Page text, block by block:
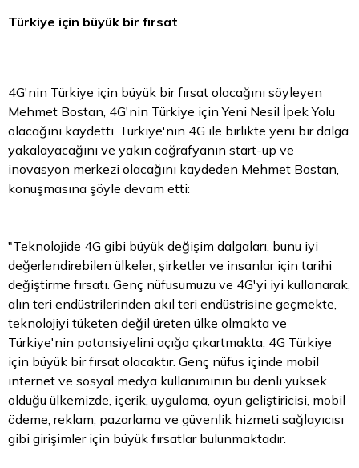
Türkiye için büyük bir fırsat
4G'nin Türkiye için büyük bir fırsat olacağını söyleyen
Mehmet Bostan, 4G'nin Türkiye için Yeni Nesil İpek Yolu
olacağını kaydetti. Türkiye'nin 4G ile birlikte yeni bir dalga
yakalayacağını ve yakın coğrafyanın start-up ve
inovasyon merkezi olacağını kaydeden Mehmet Bostan,
konuşmasına şöyle devam etti:
"Teknolojide 4G gibi büyük değişim dalgaları, bunu iyi
değerlendirebilen ülkeler, şirketler ve insanlar için tarihi
değiştirme fırsatı. Genç nüfusumuzu ve 4G'yi iyi kullanarak,
alın teri endüstrilerinden akıl teri endüstrisine geçmekte,
teknolojiyi tüketen değil üreten ülke olmakta ve
Türkiye'nin potansiyelini açığa çıkartmakta, 4G Türkiye
için büyük bir fırsat olacaktır. Genç nüfus içinde mobil
internet ve sosyal medya kullanımının bu denli yüksek
olduğu ülkemizde, içerik, uygulama, oyun geliştiricisi, mobil
ödeme, reklam, pazarlama ve güvenlik hizmeti sağlayıcısı
gibi girişimler için büyük fırsatlar bulunmaktadır.